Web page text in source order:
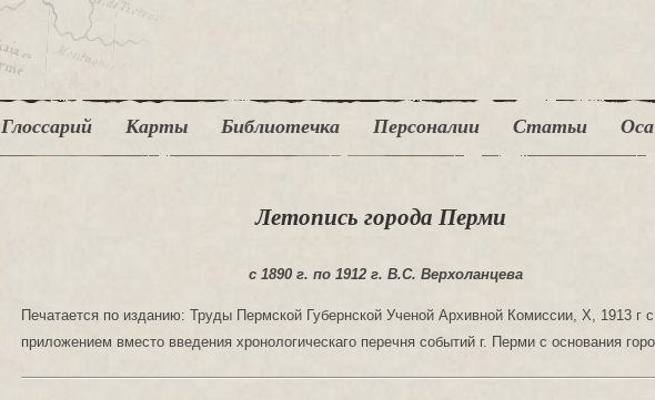
Глоссарий Карты Библиотечка Персоналии Статьи Оса
Летопись города Перми
с 1890 г. по 1912 г. В.С. Верхоланцева
Печатается по изданию: Труды Пермской Губернской Ученой Архивной Комиссии, X, 1913 г с
приложением вместо введения хронологическаго перечня событий г. Перми с основания